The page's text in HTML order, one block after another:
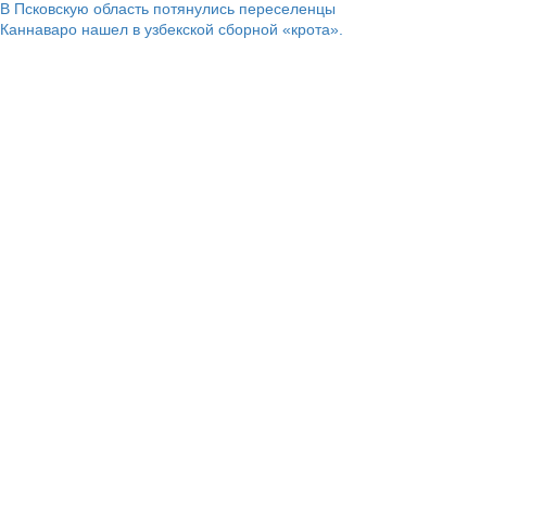
В Псковскую область потянулись переселенцы
Каннаваро нашел в узбекской сборной «крота».